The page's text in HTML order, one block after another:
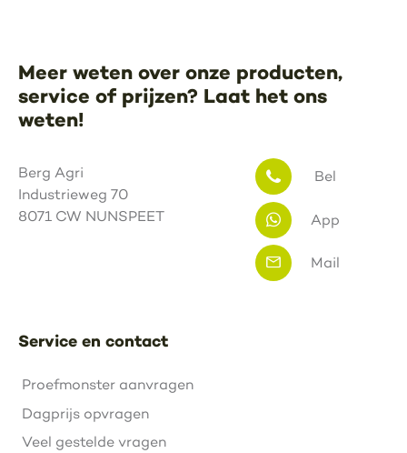
Service en contact
Proefmonster aanvragen
Dagprijs opvragen
Veel gestelde vragen
Meer weten over onze producten,
service of prijzen? Laat het ons
weten!
Berg Agri
Industrieweg 70
8071 CW NUNSPEET
Bel
App
Mail